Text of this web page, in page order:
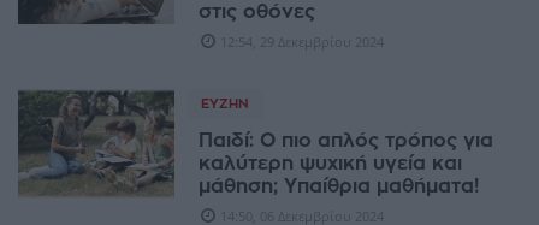
στις οθόνες
12:54, 29 Δεκεμβρίου 2024
ΕΥΖΗΝ
Παιδί: O πιο απλός τρόπος για
καλύτερη ψυχική υγεία και
μάθηση; Υπαίθρια μαθήματα!
14:50, 06 Δεκεμβρίου 2024